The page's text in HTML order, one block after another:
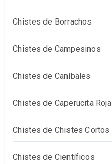
Chistes de Borrachos
Chistes de Campesinos
Chistes de Caníbales
Chistes de Caperucita Roja
Chistes de Chistes Cortos
Chistes de Científicos